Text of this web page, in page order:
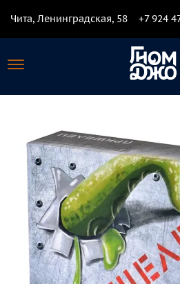
Чита, Ленинградская, 58 +7 924